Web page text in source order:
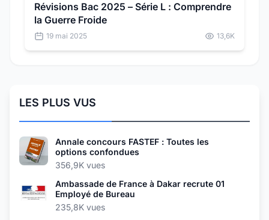
Révisions Bac 2025 – Série L : Comprendre
la Guerre Froide
19 mai 2025 13,6K
LES PLUS VUS
Annale concours FASTEF : Toutes les
options confondues
356,9K vues
Ambassade de France à Dakar recrute 01
Employé de Bureau
235,8K vues